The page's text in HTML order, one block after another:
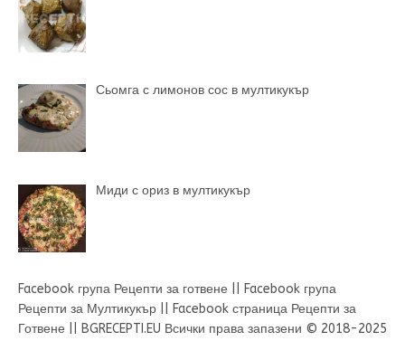
Сьомга с лимонов сос в мултикукър
Миди с ориз в мултикукър
Facebook група Рецепти за готвене
Facebook група
Рецепти за Мултикукър
Facebook страница Рецепти за
Готвене
BGRECEPTI.EU Всички права запазени © 2018-2025